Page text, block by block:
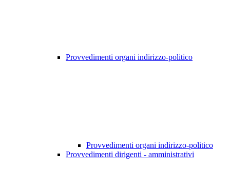
Provvedimenti organi indirizzo-politico
Provvedimenti organi indirizzo-politico
Provvedimenti dirigenti - amministrativi